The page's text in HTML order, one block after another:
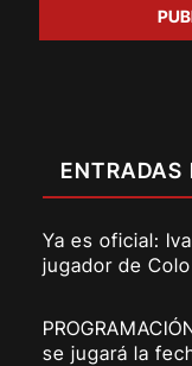
ENTRADAS
Ya es oficial:
jugador de
se jugará la